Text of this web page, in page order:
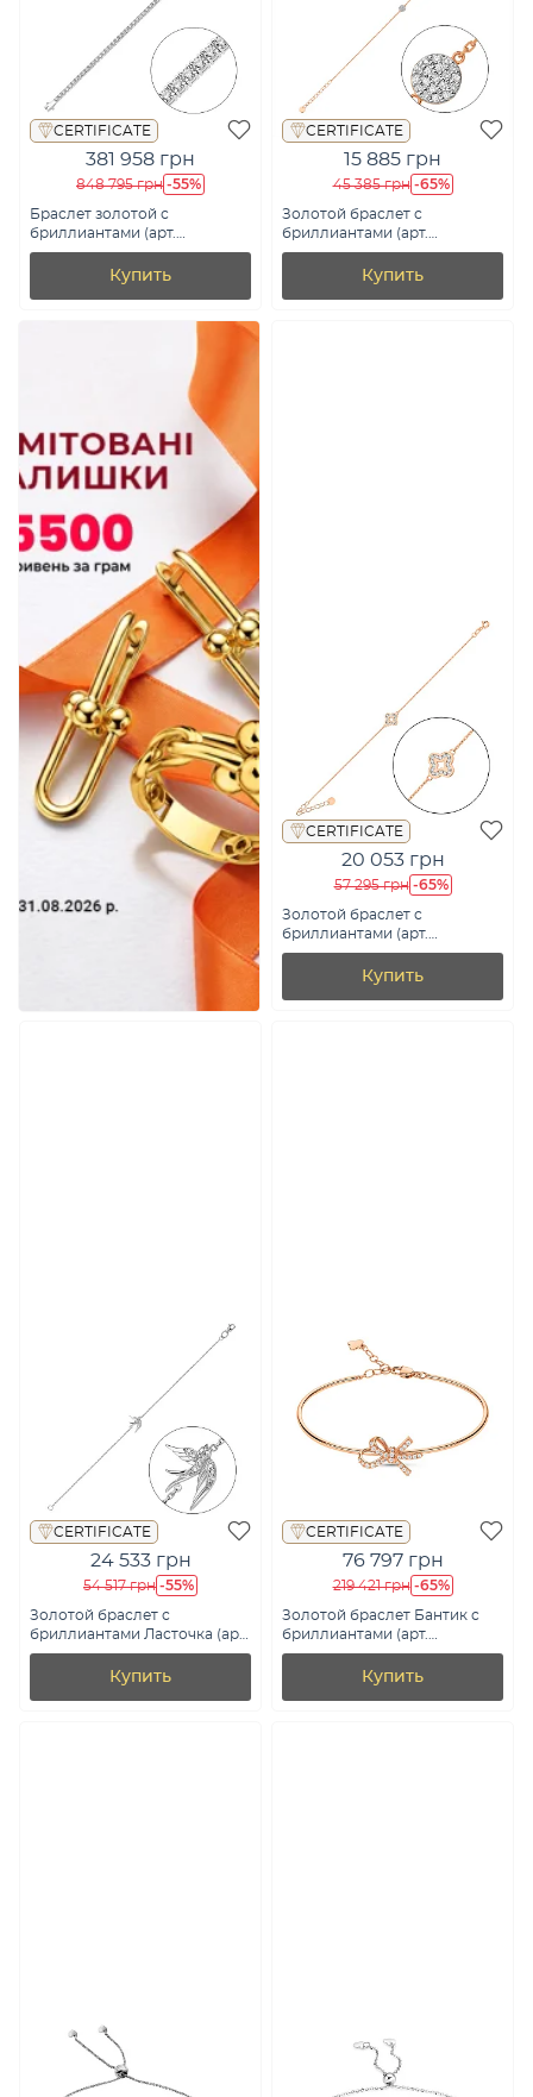
CERTIFICATE
381 958 грн
848 795 грн -55%
Браслет золотой с
бриллиантами (арт.
4110158202)
Купить
CERTIFICATE
15 885 грн
45 385 грн -65%
Золотой браслет с
бриллиантами (арт.
Б011480010)
Купить
CERTIFICATE
20 053 грн
57 295 грн -65%
Золотой браслет с
бриллиантами (арт.
Б011578010)
Купить
CERTIFICATE
24 533 грн
54 517 грн -55%
Золотой браслет с
бриллиантами Ласточка (арт.
4190414202)
Купить
CERTIFICATE
76 797 грн
219 421 грн -65%
Золотой браслет Бантик с
бриллиантами (арт.
Б011828040)
Купить